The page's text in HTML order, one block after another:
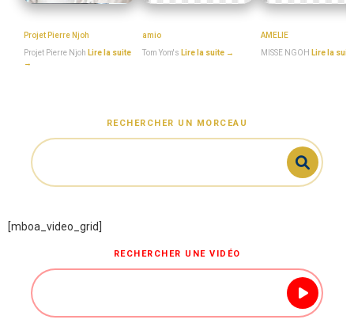
Projet Pierre Njoh
Projet Pierre Njoh Lire la suite
→
amio
Tom Yom's Lire la suite →
AMELIE
MISSE NGOH Lire la
RECHERCHER UN MORCEAU
[mboa_video_grid]
RECHERCHER UNE VIDÉO